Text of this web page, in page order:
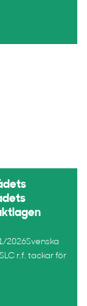
2026Svenska
r.f. tackar för